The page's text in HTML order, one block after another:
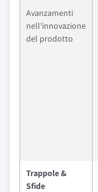
Avanzamenti
nell'innovazione
del prodotto
Trappole &
Sfide